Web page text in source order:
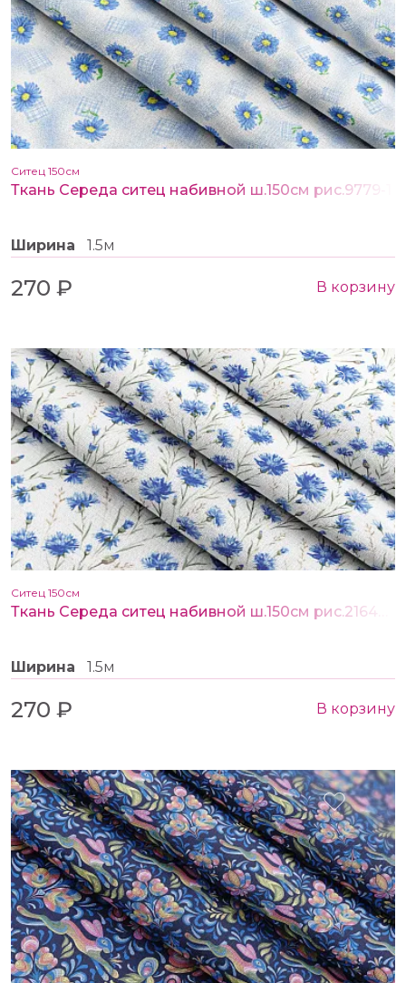
Ситец 150см
Ткань Середа ситец набивной ш.150см рис.9779-1
Ширина 1.5м
270 ₽ В корзину
Ситец 150см
Ширина 1.5м
270 ₽ В корзину